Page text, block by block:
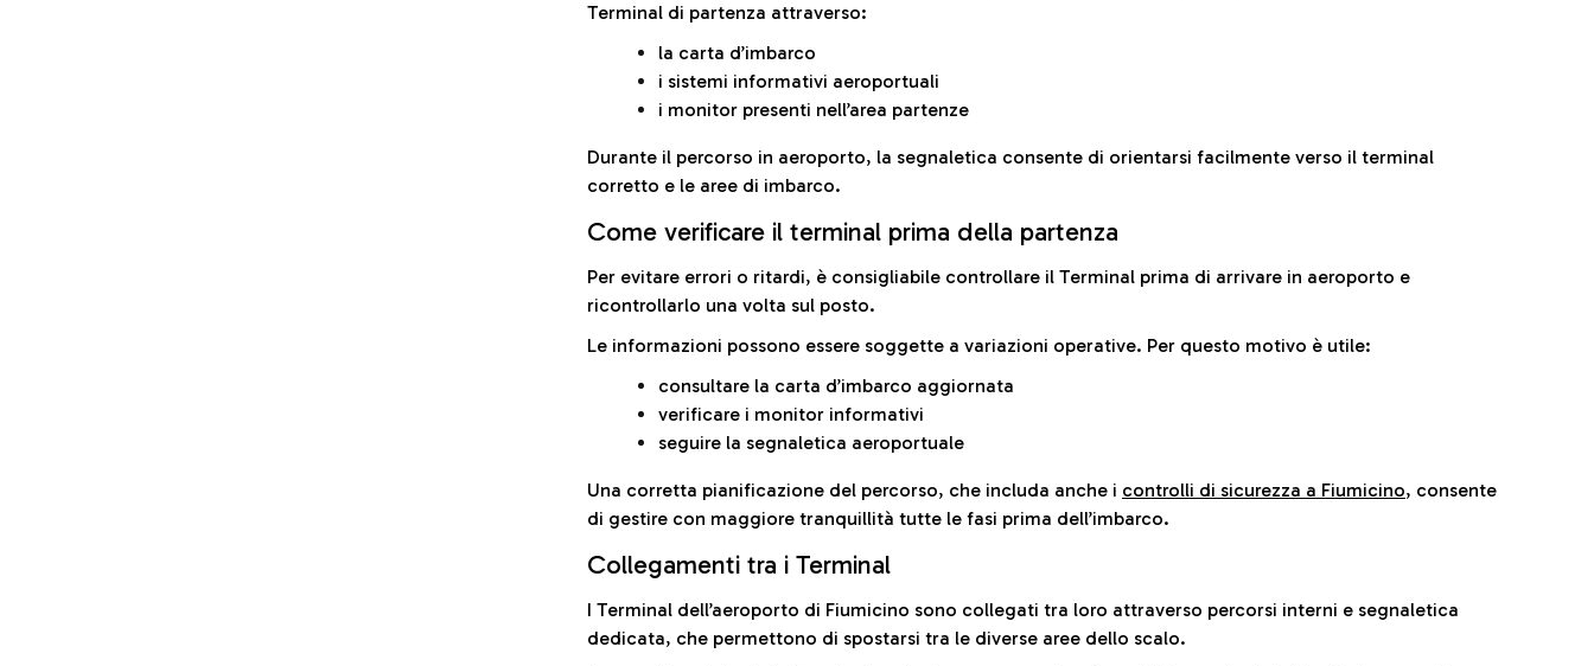
Terminal di partenza attraverso:
la carta d’imbarco
i sistemi informativi aeroportuali
i monitor presenti nell’area partenze
Durante il percorso in aeroporto, la segnaletica consente di orientarsi facilmente verso il terminal
corretto e le aree di imbarco.
Come verificare il terminal prima della partenza
Per evitare errori o ritardi, è consigliabile controllare il Terminal prima di arrivare in aeroporto e
ricontrollarlo una volta sul posto.
Le informazioni possono essere soggette a variazioni operative. Per questo motivo è utile:
consultare la carta d’imbarco aggiornata
verificare i monitor informativi
seguire la segnaletica aeroportuale
Una corretta pianificazione del percorso, che includa anche i controlli di sicurezza a Fiumicino, consente
di gestire con maggiore tranquillità tutte le fasi prima dell’imbarco.
Collegamenti tra i Terminal
I Terminal dell’aeroporto di Fiumicino sono collegati tra loro attraverso percorsi interni e segnaletica
dedicata, che permettono di spostarsi tra le diverse aree dello scalo.